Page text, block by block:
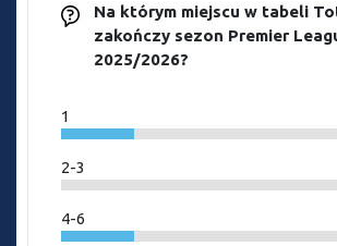
Na którym miejscu w tabeli
zakończy sezon Premier
2025/2026?
1
2-3
4-6